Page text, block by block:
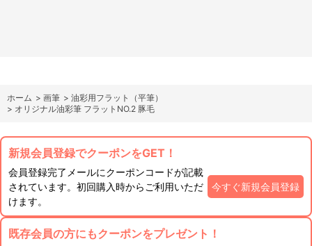
ホーム > 画筆 > 油彩用フラット（平筆）
> オリジナル油彩筆 フラットNO.2 豚毛
新規会員登録でクーポンをGET！
会員登録完了メールにクーポンコードが記載
されています。初回購入時からご利用いただ
けます。
今すぐ新規会員登録
既存会員の方にもクーポンをプレゼント！